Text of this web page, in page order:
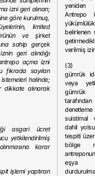
izni geri alınan;
göre kurulmuş,
limited
ve şirket
sahip gerçek
geri alındığı
açma izni
fıkrada sayılan
halinde;
dikkate alınarak
asgari ücret
yetkilendirilmiş
karar
işlemi yaptıran
yeniden
Antrepo
belirlenen
verilmiş
(3)
gümrük
veya
suistimal
dahil
tespiti
bölge
eşya